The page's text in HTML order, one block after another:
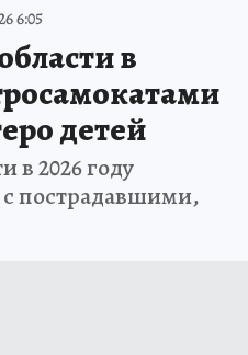
6:05
в
детей
в 2026 году
пострадавшими,